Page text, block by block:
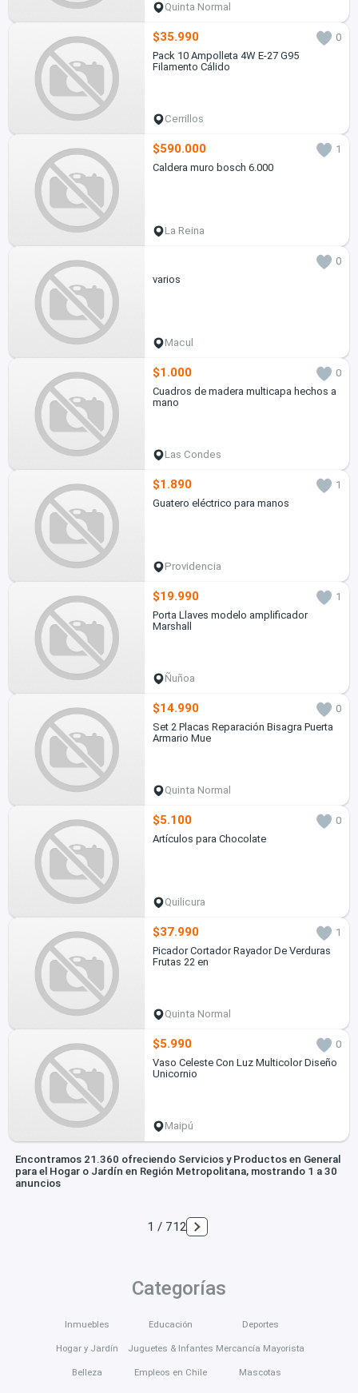
Quinta Normal
$35.990
0
Pack 10 Ampolleta 4W E-27 G95
Filamento Cálido
Cerrillos
$590.000
1
Caldera muro bosch 6.000
La Reina
0
varios
Macul
$1.000
0
Cuadros de madera multicapa hechos a
mano
Las Condes
$1.890
1
Guatero eléctrico para manos
Providencia
$19.990
1
Porta Llaves modelo amplificador
Marshall
Ñuñoa
$14.990
0
Set 2 Placas Reparación Bisagra Puerta
Armario Mue
Quinta Normal
$5.100
0
Artículos para Chocolate
Quilicura
$37.990
1
Picador Cortador Rayador De Verduras
Frutas 22 en
Quinta Normal
$5.990
0
Vaso Celeste Con Luz Multicolor Diseño
Unicornio
Maipú
Encontramos 21.360 ofreciendo Servicios y Productos en General
para el Hogar o Jardín en Región Metropolitana, mostrando 1 a 30
anuncios
1 / 712
Categorías
Inmuebles
Hogar y Jardín
Belleza
Educación
Juguetes & Infantes
Empleos en Chile
Deportes
Mercancía Mayorista
Mascotas